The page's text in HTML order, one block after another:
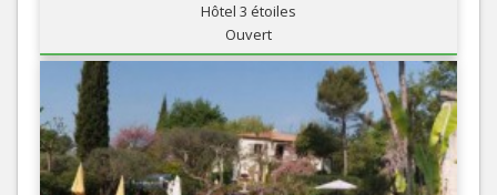
Hôtel 3 étoiles
Ouvert